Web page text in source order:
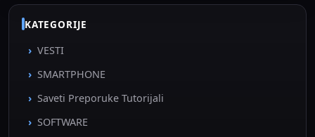
KATEGORIJE
VESTI
SMARTPHONE
Saveti Preporuke Tutorijali
SOFTWARE